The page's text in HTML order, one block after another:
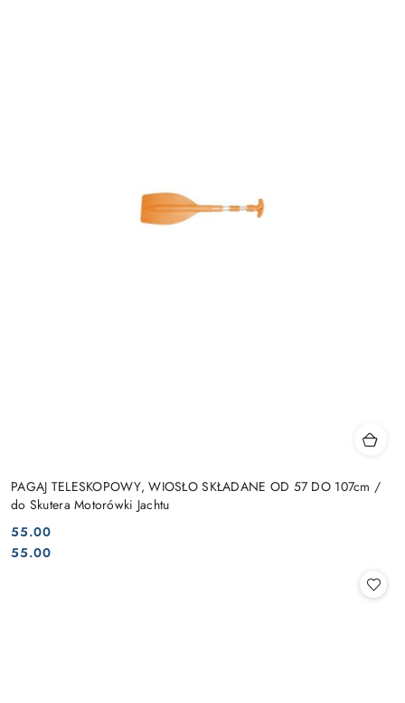
PAGAJ TELESKOPOWY, WIOSŁO SKŁADANE OD 57 DO 107cm /
do Skutera Motorówki Jachtu
Cena:
55.00
Cena:
55.00